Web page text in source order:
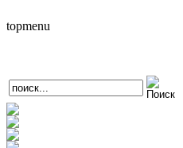
topmenu